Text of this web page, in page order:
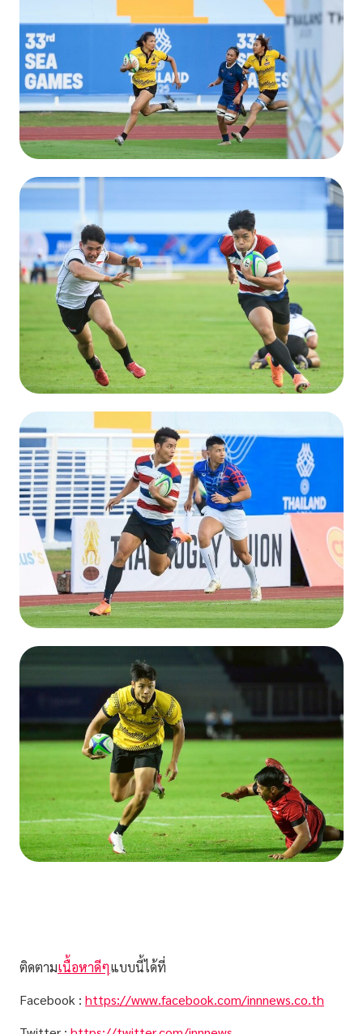
ติดตามเนื้อหาดีๆแบบนี้ได้ที่
Facebook : https://www.facebook.com/innnews.co.th